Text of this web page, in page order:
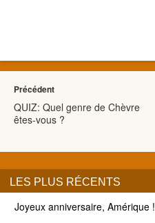
Précédent
QUIZ: Quel genre de Chèvre
êtes-vous ?
LES PLUS RÉCENTS
Joyeux anniversaire, Amérique !